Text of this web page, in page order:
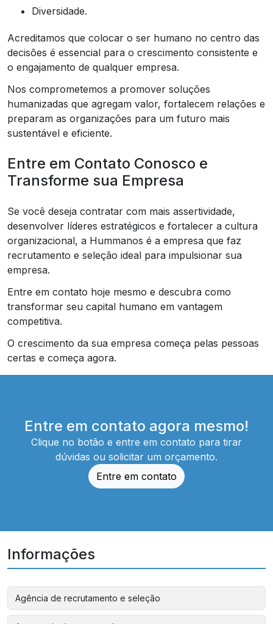
Diversidade.
Acreditamos que colocar o ser humano no centro das
decisões é essencial para o crescimento consistente e
o engajamento de qualquer empresa.
Nos comprometemos a promover soluções
humanizadas que agregam valor, fortalecem relações e
preparam as organizações para um futuro mais
sustentável e eficiente.
Entre em Contato Conosco e
Transforme sua Empresa
Se você deseja contratar com mais assertividade,
desenvolver líderes estratégicos e fortalecer a cultura
organizacional, a Hummanos é a empresa que faz
recrutamento e seleção ideal para impulsionar sua
empresa.
Entre em contato hoje mesmo e descubra como
transformar seu capital humano em vantagem
competitiva.
O crescimento da sua empresa começa pelas pessoas
certas e começa agora.
Entre em contato agora mesmo!
Clique no botão e entre em contato para tirar
dúvidas ou solicitar um orçamento.
Entre em contato
Informações
Agência de recrutamento e seleção